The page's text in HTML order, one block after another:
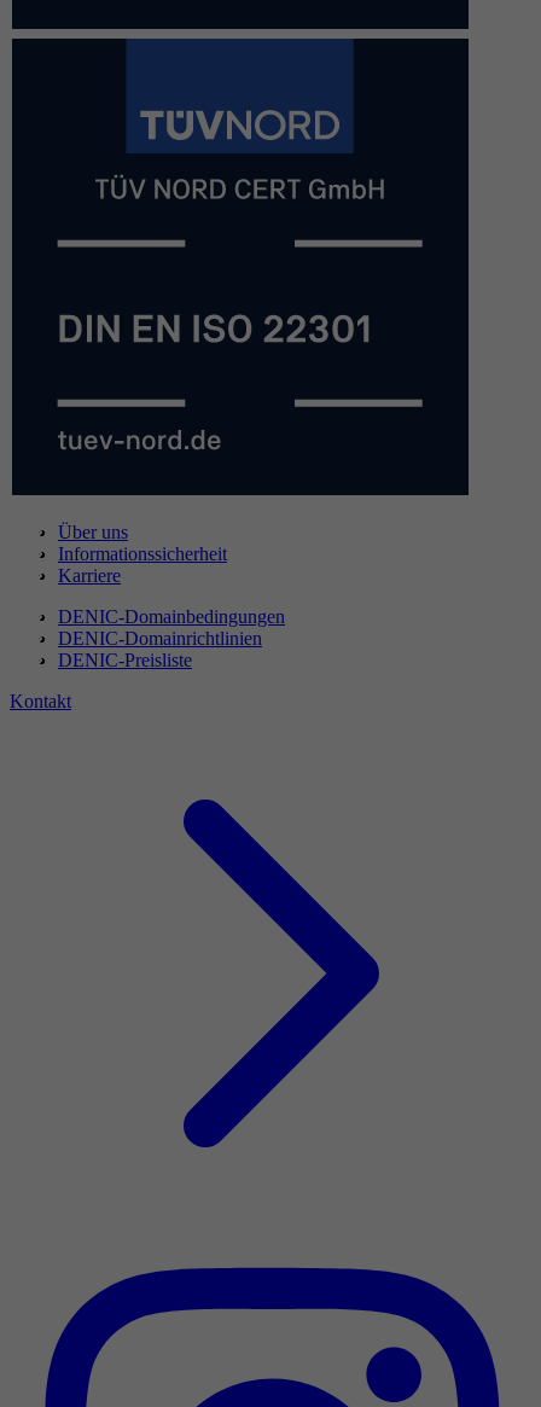
Über uns
Informationssicherheit
Karriere
DENIC-Domainbedingungen
DENIC-Domainrichtlinien
DENIC-Preisliste
Kontakt